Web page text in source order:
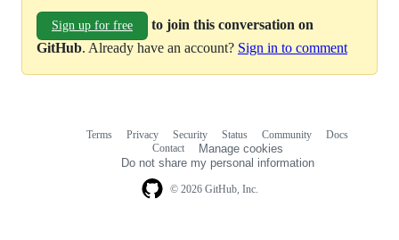
Sign up for free
to join this conversation on
GitHub. Already have an account? Sign in to comment
© 2026 GitHub, Inc.
Terms Privacy Security Status Community
Docs
Contact
Manage cookies
Do not share my personal information